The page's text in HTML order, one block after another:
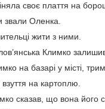
своє плаття на
звали Оленка.
жити з ними.
Климко залишив
на базарі у місті,
на картоплю.
сказав, що вона його